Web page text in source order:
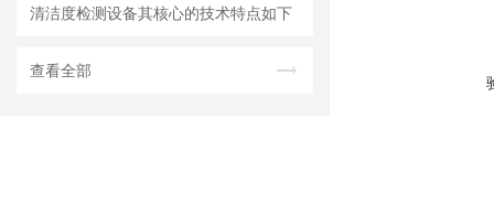
清洁度检测设备其核心的技术特点如下
查看全部